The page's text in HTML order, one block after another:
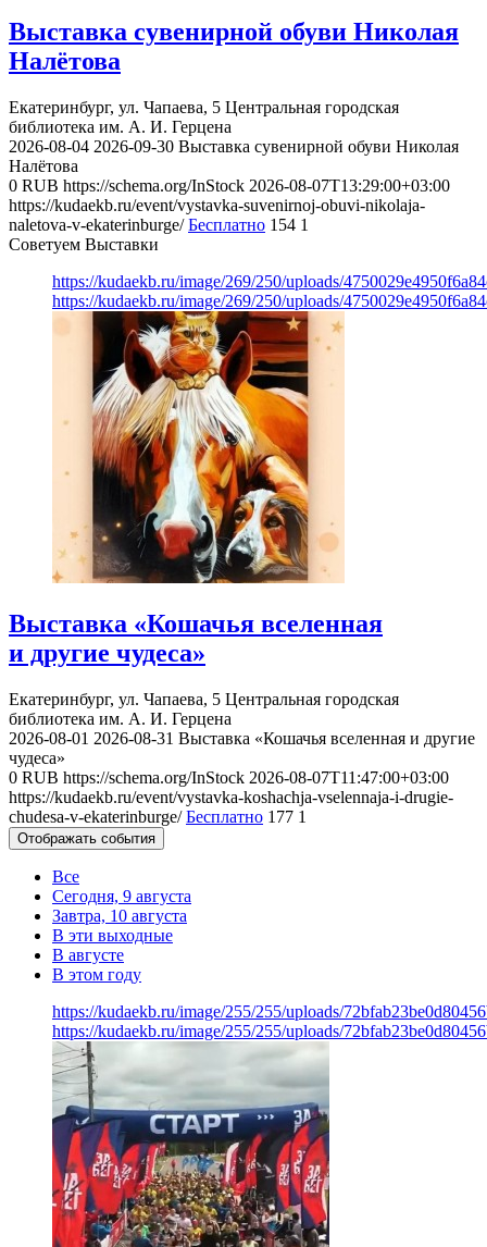
Выставка сувенирной обуви Николая
Налётова
Екатеринбург, ул. Чапаева, 5 Центральная городская
библиотека им. А. И. Герцена
2026-08-04 2026-09-30 Выставка сувенирной обуви Николая
Налётова
0 RUB https://schema.org/InStock 2026-08-07T13:29:00+03:00
https://kudaekb.ru/event/vystavka-suvenirnoj-obuvi-nikolaja-
naletova-v-ekaterinburge/ Бесплатно 154 1
Советуем Выставки
https://kudaekb.ru/image/269/250/uploads/
https://kudaekb.ru/image/269/250/uploads/
Выставка «Кошачья вселенная
и другие чудеса»
Екатеринбург, ул. Чапаева, 5 Центральная городская
библиотека им. А. И. Герцена
2026-08-01 2026-08-31 Выставка «Кошачья вселенная и другие
чудеса»
0 RUB https://schema.org/InStock 2026-08-07T11:47:00+03:00
https://kudaekb.ru/event/vystavka-koshachja-vselennaja-i-drugie-
chudesa-v-ekaterinburge/ Бесплатно 177 1
Отображать события
Все
Сегодня, 9 августа
Завтра, 10 августа
В эти выходные
В августе
В этом году
https://kudaekb.ru/image/255/255/uploads/
https://kudaekb.ru/image/255/255/uploads/